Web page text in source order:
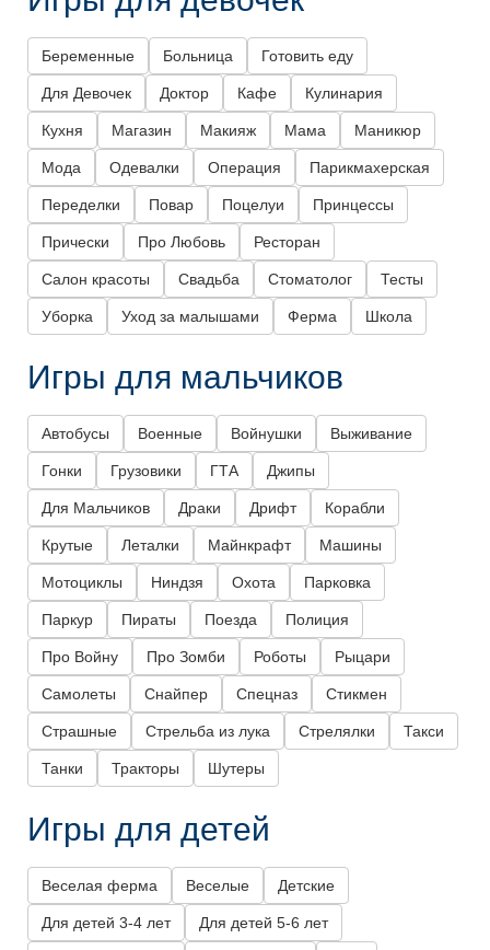
Беременные Больница Готовить еду
Для Девочек Доктор Кафе Кулинария
Кухня Магазин Макияж Мама Маникюр
Мода Одевалки Операция Парикмахерская
Переделки Повар Поцелуи Принцессы
Прически Про Любовь Ресторан
Салон красоты Свадьба Стоматолог Тесты
Уборка Уход за малышами Ферма Школа
Игры для мальчиков
Автобусы Военные Войнушки Выживание
Гонки Грузовики ГТА Джипы
Для Мальчиков Драки Дрифт Корабли
Крутые Леталки Майнкрафт Машины
Мотоциклы Ниндзя Охота Парковка
Паркур Пираты Поезда Полиция
Про Войну Про Зомби Роботы Рыцари
Самолеты Снайпер Спецназ Стикмен
Страшные Стрельба из лука Стрелялки Такси
Танки Тракторы Шутеры
Игры для детей
Веселая ферма Веселые Детские
Для детей 3-4 лет Для детей 5-6 лет